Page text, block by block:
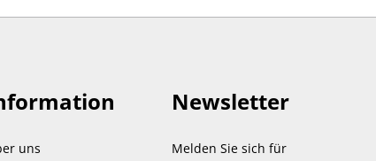
uns
Newsletter
Melden Sie sich für